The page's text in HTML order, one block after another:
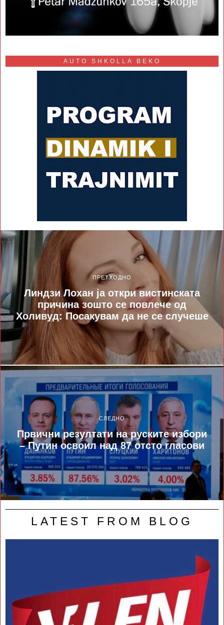
AUTO SHKOLLA BEKO
ПРЕТХОДНО
Линдзи Лохан ја откри вистинската
причина зошто се повлече од
Холивуд: Посакувам да не се случеше
СЛЕДНО
Првични резултати на руските избори
– Путин освоил над 87 отсто гласови
LATEST FROM BLOG